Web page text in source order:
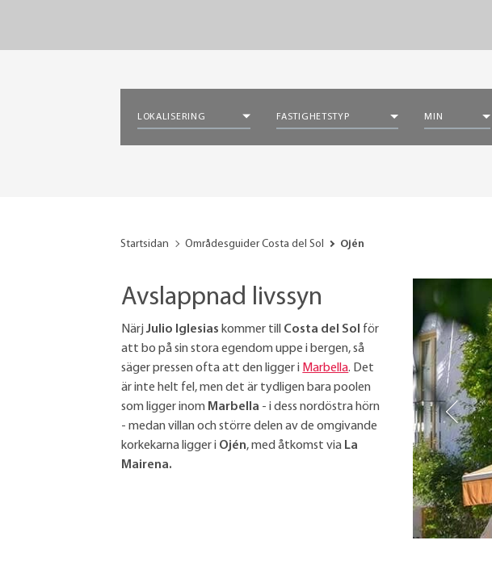
LOKALISERING FASTIGHETSTYP MIN
Startsidan Områdesguider Costa del Sol Ojén
Avslappnad livssyn
NärjJulio Iglesias kommer till Costa del Sol för
att bo på sin stora egendom uppe i bergen, så
säger pressen ofta att den ligger i Marbella. Det
är inte helt fel, men det är tydligen bara poolen
som ligger inom Marbella - i dess nordöstra hörn
- medan villan och större delen av de omgivande
korkekarna ligger i Ojén, med åtkomst via La
Mairena.